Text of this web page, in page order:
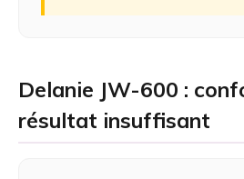
Delanie JW-600 :
résultat insuffisant